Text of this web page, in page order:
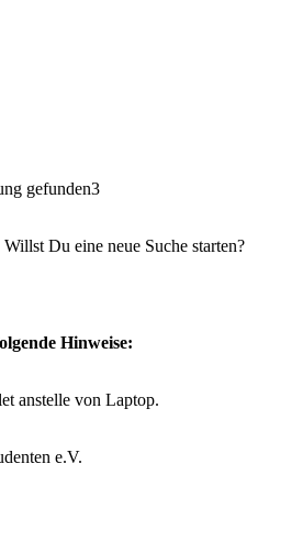
gefunden3
Du eine neue Suche starten?
Hinweise:
anstelle von Laptop.
e.V.